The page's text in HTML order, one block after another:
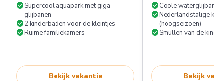
check_circleSupercool aquapark met giga
glijbanen
check_circle2 kinderbaden voor de kleintjes
check_circleRuime familiekamers
Bekijk vakantie
check_circleCoole
check_circleNederlandstalige
(hoogseizoen)
check_circleSmullen van de
Bekijk